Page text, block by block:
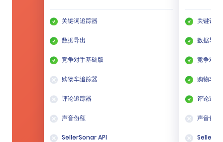
关键词追踪器
数据导出
竞争对手基础版
购物车追踪器
评论追踪器
声音份额
SellerSonar API
关键词追
数据导出
竞争对手
购物车追
评论追踪
声音份额